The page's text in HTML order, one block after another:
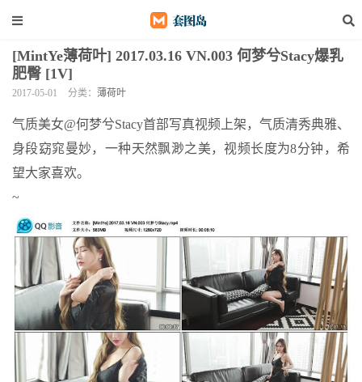
[MintYe薄荷叶] 2017.03.16 VN.003 何梦兮Stacy爆乳
肥臀 [1V]
2017-05-01 分类： 薄荷叶
气质美女@何梦兮Stacy首部写真视频上架，气质清秀典雅、
身段窈窕曼妙，一种天然飘渺之美，视频长度为8分钟，希
望大家喜欢。
~